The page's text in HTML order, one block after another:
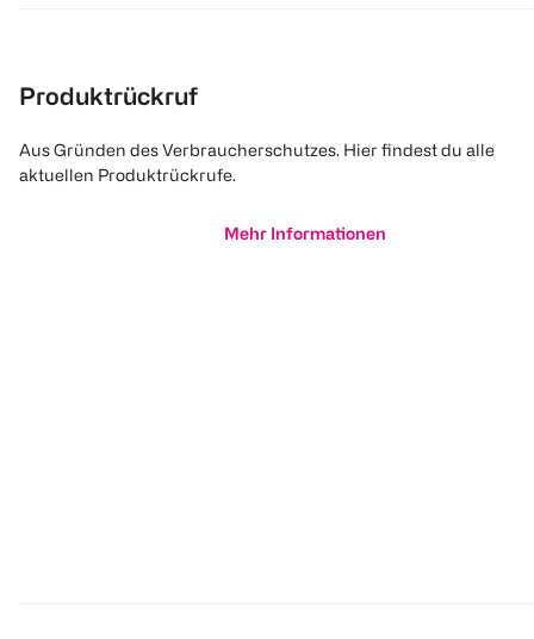
Produktrückruf
Aus Gründen des Verbraucherschutzes. Hier findest du alle
aktuellen Produktrückrufe.
Mehr Informationen